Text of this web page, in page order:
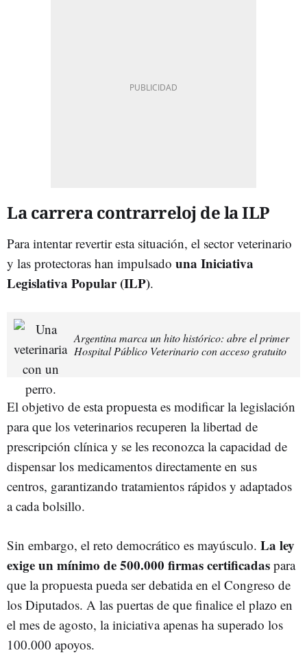
La carrera contrarreloj de la ILP
Para intentar revertir esta situación, el sector veterinario
y las protectoras han impulsado una Iniciativa
Legislativa Popular (ILP).
Argentina marca un hito histórico: abre el primer
Hospital Público Veterinario con acceso gratuito
El objetivo de esta propuesta es modificar la legislación
para que los veterinarios recuperen la libertad de
prescripción clínica y se les reconozca la capacidad de
dispensar los medicamentos directamente en sus
centros, garantizando tratamientos rápidos y adaptados
a cada bolsillo.
Sin embargo, el reto democrático es mayúsculo. La ley
exige un mínimo de 500.000 firmas certificadas para
que la propuesta pueda ser debatida en el Congreso de
los Diputados. A las puertas de que finalice el plazo en
el mes de agosto, la iniciativa apenas ha superado los
100.000 apoyos.